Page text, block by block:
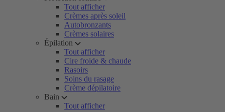
Tout afficher
Crèmes après soleil
Autobronzants
Crèmes solaires
Épilation
Tout afficher
Cire froide & chaude
Rasoirs
Soins du rasage
Crème dépilatoire
Bain
Tout afficher